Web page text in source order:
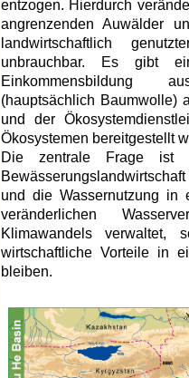
entzogen. Hierdurch
angrenzenden Auwälder
landwirtschaftlich
unbrauchbar. Es gibt
Einkommensbildung
(hauptsächlich Baumwolle)
und der
Ökosystemen bereitgestellt
Die zentrale Frage ist
und die Wassernutzung in
veränderlichen
Klimawandels verwaltet,
wirtschaftliche Vorteile in
bleiben.